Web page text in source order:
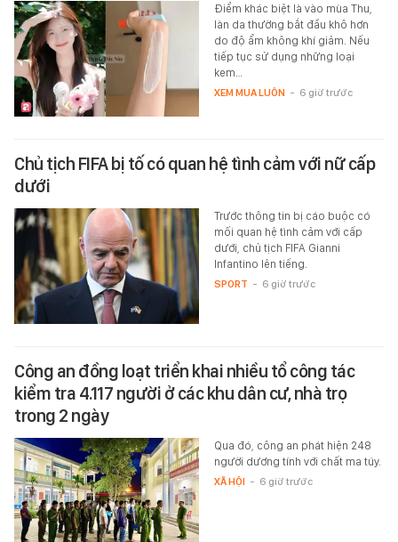
Điểm khác biệt là vào mùa Thu,
làn da thường bắt đầu khô hơn
do độ ẩm không khí giảm. Nếu
tiếp tục sử dụng những loại
kem…
XEM MUA LUÔN - 6 giờ trước
Chủ tịch FIFA bị tố có quan hệ tình cảm với nữ cấp
dưới
Trước thông tin bị cáo buộc có
mối quan hệ tình cảm với cấp
dưới, chủ tịch FIFA Gianni
Infantino lên tiếng.
SPORT - 6 giờ trước
Công an đồng loạt triển khai nhiều tổ công tác
kiểm tra 4.117 người ở các khu dân cư, nhà trọ
trong 2 ngày
Qua đó, công an phát hiện 248
người dương tính với chất ma túy.
XÃ HỘI - 6 giờ trước